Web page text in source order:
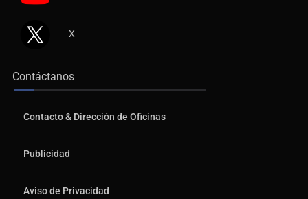
X
Contáctanos
Contacto & Dirección de Oficinas
Publicidad
Aviso de Privacidad